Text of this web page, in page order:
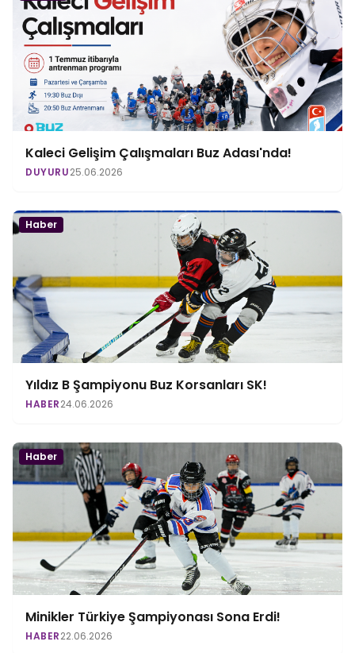
Kaleci Gelişim Çalışmaları Buz Adası'nda!
DUYURU25.06.2026
Haber
Yıldız B Şampiyonu Buz Korsanları SK!
HABER24.06.2026
Haber
Minikler Türkiye Şampiyonası Sona Erdi!
HABER22.06.2026